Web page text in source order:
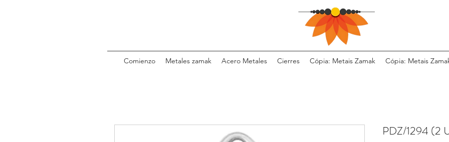
Comienzo Metales zamak Acero Metales Cierres Cópia: Metais Zamak Cópia: Metais
PDZ/1294 (2